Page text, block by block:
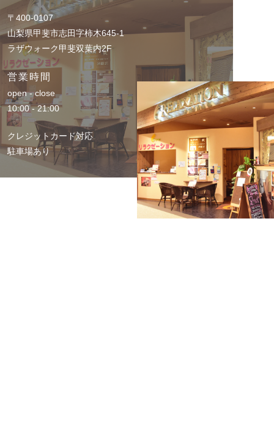
〒400-0107
山梨県甲斐市志田字柿木645-1
ラザウォーク甲斐双葉内2F
営業時間
open - close
10:00 - 21:00
クレジットカード対応
駐車場あり